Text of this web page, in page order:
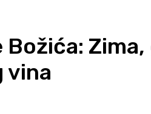
Zima,
vina